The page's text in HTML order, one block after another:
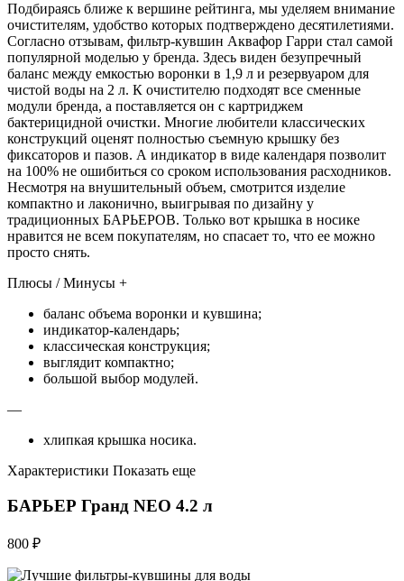
Подбираясь ближе к вершине рейтинга, мы уделяем внимание
очистителям, удобство которых подтверждено десятилетиями.
Согласно отзывам, фильтр-кувшин Аквафор Гарри стал самой
популярной моделью у бренда. Здесь виден безупречный
баланс между емкостью воронки в 1,9 л и резервуаром для
чистой воды на 2 л. К очистителю подходят все сменные
модули бренда, а поставляется он с картриджем
бактерицидной очистки. Многие любители классических
конструкций оценят полностью съемную крышку без
фиксаторов и пазов. А индикатор в виде календаря позволит
на 100% не ошибиться со сроком использования расходников.
Несмотря на внушительный объем, смотрится изделие
компактно и лаконично, выигрывая по дизайну у
традиционных БАРЬЕРОВ. Только вот крышка в носике
нравится не всем покупателям, но спасает то, что ее можно
просто снять.
Плюсы / Минусы +
баланс объема воронки и кувшина;
индикатор-календарь;
классическая конструкция;
выглядит компактно;
большой выбор модулей.
—
хлипкая крышка носика.
Характеристики Показать еще
БАРЬЕР Гранд NEO 4.2 л
800 ₽